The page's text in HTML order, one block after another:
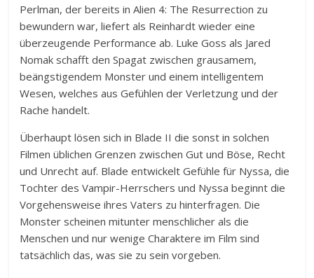
Perlman, der bereits in Alien 4: The Resurrection zu
bewundern war, liefert als Reinhardt wieder eine
überzeugende Performance ab. Luke Goss als Jared
Nomak schafft den Spagat zwischen grausamem,
beängstigendem Monster und einem intelligentem
Wesen, welches aus Gefühlen der Verletzung und der
Rache handelt.
Überhaupt lösen sich in Blade II die sonst in solchen
Filmen üblichen Grenzen zwischen Gut und Böse, Recht
und Unrecht auf. Blade entwickelt Gefühle für Nyssa, die
Tochter des Vampir-Herrschers und Nyssa beginnt die
Vorgehensweise ihres Vaters zu hinterfragen. Die
Monster scheinen mitunter menschlicher als die
Menschen und nur wenige Charaktere im Film sind
tatsächlich das, was sie zu sein vorgeben.